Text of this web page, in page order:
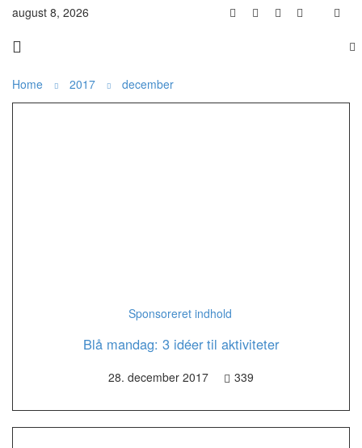
august 8, 2026
Home 2017 december
Sponsoreret indhold
Blå mandag: 3 idéer til aktiviteter
28. december 2017 339